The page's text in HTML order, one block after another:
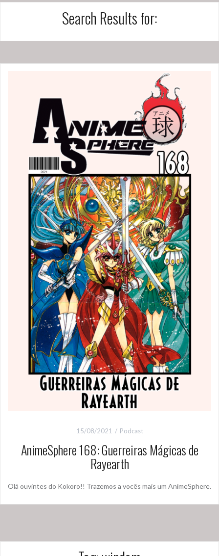
Search Results for:
15/08/2021 Podcast
AnimeSphere 168: Guerreiras Mágicas de
Rayearth
Olá ouvintes do Kokoro!! Trazemos a vocês mais um AnimeSphere.